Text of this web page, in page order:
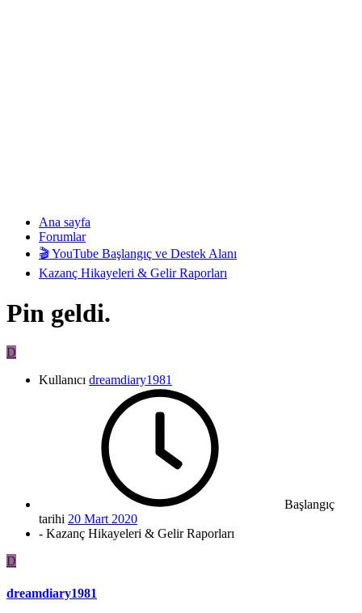
Ana sayfa
Forumlar
🎬 YouTube Başlangıç ve Destek Alanı
Kazanç Hikayeleri & Gelir Raporları
Pin geldi.
D
Kullanıcı dreamdiary1981
Başlangıç
tarihi 20 Mart 2020
- Kazanç Hikayeleri & Gelir Raporları
D
dreamdiary1981